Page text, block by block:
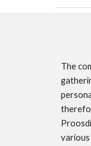
The
various